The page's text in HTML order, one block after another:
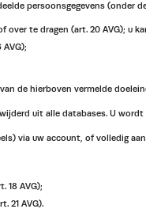
persoonsgegevens (onder
over te dragen (art. 20 AVG); u
de hierboven vermelde
uit alle databases. U wordt
via uw account, of volledig
18 AVG);
21 AVG).